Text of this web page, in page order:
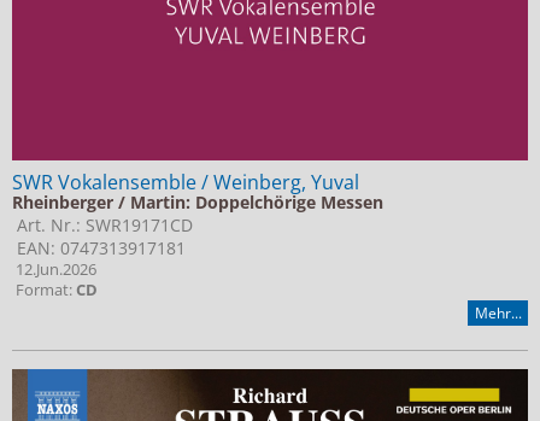
SWR Vokalensemble / Weinberg, Yuval
Rheinberger / Martin: Doppelchörige Messen
Art. Nr.: SWR19171CD
EAN: 0747313917181
12.Jun.2026
Format:CD
Mehr...